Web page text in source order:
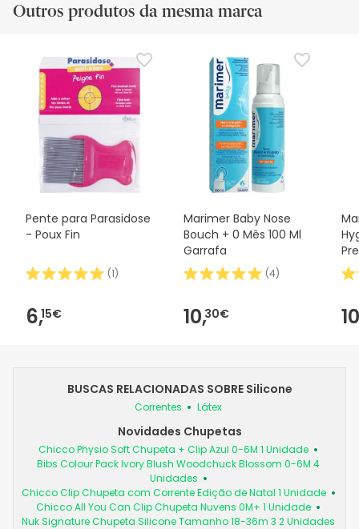
Outros produtos da mesma marca
Pente para Parasidose
- Poux Fin
(1)
6,15€
Marimer Baby Nose
Bouch + 0 Mês 100 Ml
Garrafa
(4)
10,30€
BUSCAS RELACIONADAS SOBRE Silicone
Correntes Látex
Novidades Chupetas
Chicco Physio Soft Chupeta + Clip Azul 0-6M 1 Unidade
Bibs Colour Pack Ivory Blush Woodchuck Blossom 0-6M 4
Unidades
Chicco Clip Chupeta com Corrente Edição de Natal 1 Unidade
Chicco All You Can Clip Chupeta Nuvens 0M+ 1 Unidade
Nuk Signature Chupeta Silicone Tamanho 18-36m 3 2 Unidades